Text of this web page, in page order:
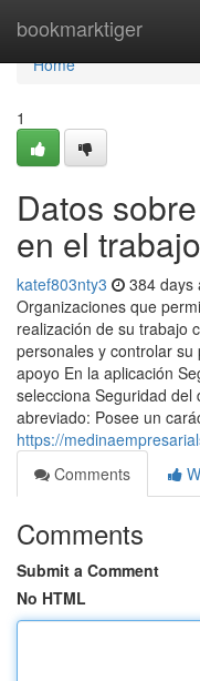
bookmarktiger
Home
Home
1
Datos
en el
katef803nty3 384 days
Organizaciones que
realización de su trabajo
personales y controlar
apoyo En la aplicación
selecciona Seguridad del
abreviado: Posee un
https://
Comments
Comments
Submit a Comment
No HTML